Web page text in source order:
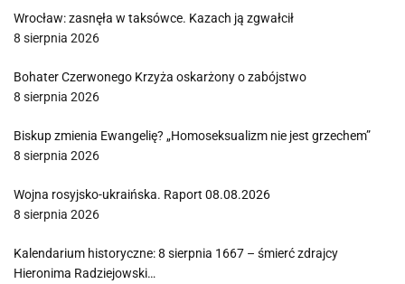
Wrocław: zasnęła w taksówce. Kazach ją zgwałcił
8 sierpnia 2026
Bohater Czerwonego Krzyża oskarżony o zabójstwo
8 sierpnia 2026
Biskup zmienia Ewangelię? „Homoseksualizm nie jest grzechem”
8 sierpnia 2026
Wojna rosyjsko-ukraińska. Raport 08.08.2026
8 sierpnia 2026
Kalendarium historyczne: 8 sierpnia 1667 – śmierć zdrajcy
Hieronima Radziejowski…